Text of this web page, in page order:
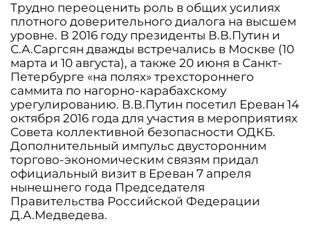
Трудно переоценить роль в общих усилиях
плотного доверительного диалога на высшем
уровне. В 2016 году президенты В.В.Путин и
С.А.Саргсян дважды встречались в Москве (10
марта и 10 августа), а также 20 июня в Санкт-
Петербурге «на полях» трехстороннего
саммита по нагорно-карабахскому
урегулированию. В.В.Путин посетил Ереван 14
октября 2016 года для участия в мероприятиях
Совета коллективной безопасности ОДКБ.
Дополнительный импульс двусторонним
торгово-экономическим связям придал
официальный визит в Ереван 7 апреля
нынешнего года Председателя
Правительства Российской Федерации
Д.А.Медведева.